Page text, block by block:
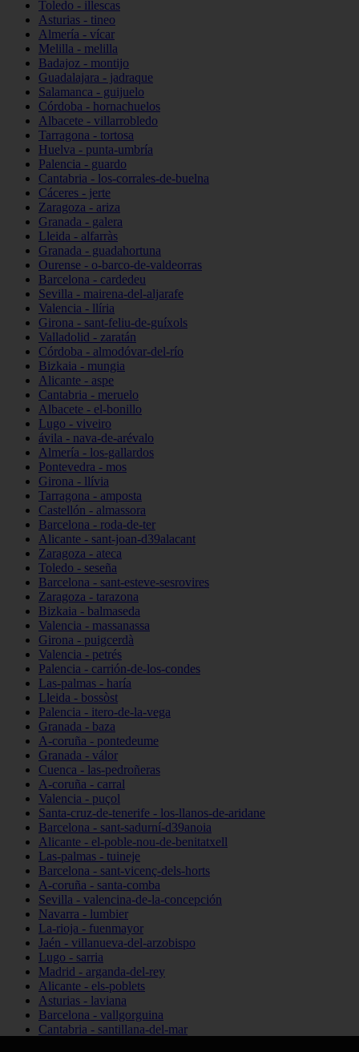
Toledo - illescas
Asturias - tineo
Almería - vícar
Melilla - melilla
Badajoz - montijo
Guadalajara - jadraque
Salamanca - guijuelo
Córdoba - hornachuelos
Albacete - villarrobledo
Tarragona - tortosa
Huelva - punta-umbría
Palencia - guardo
Cantabria - los-corrales-de-buelna
Cáceres - jerte
Zaragoza - ariza
Granada - galera
Lleida - alfarràs
Granada - guadahortuna
Ourense - o-barco-de-valdeorras
Barcelona - cardedeu
Sevilla - mairena-del-aljarafe
Valencia - llíria
Girona - sant-feliu-de-guíxols
Valladolid - zaratán
Córdoba - almodóvar-del-río
Bizkaia - mungia
Alicante - aspe
Cantabria - meruelo
Albacete - el-bonillo
Lugo - viveiro
ávila - nava-de-arévalo
Almería - los-gallardos
Pontevedra - mos
Girona - llívia
Tarragona - amposta
Castellón - almassora
Barcelona - roda-de-ter
Alicante - sant-joan-d39alacant
Zaragoza - ateca
Toledo - seseña
Barcelona - sant-esteve-sesrovires
Zaragoza - tarazona
Bizkaia - balmaseda
Valencia - massanassa
Girona - puigcerdà
Valencia - petrés
Palencia - carrión-de-los-condes
Las-palmas - haría
Lleida - bossòst
Palencia - itero-de-la-vega
Granada - baza
A-coruña - pontedeume
Granada - válor
Cuenca - las-pedroñeras
A-coruña - carral
Valencia - puçol
Santa-cruz-de-tenerife - los-llanos-de-aridane
Barcelona - sant-sadurní-d39anoia
Alicante - el-poble-nou-de-benitatxell
Las-palmas - tuineje
Barcelona - sant-vicenç-dels-horts
A-coruña - santa-comba
Sevilla - valencina-de-la-concepción
Navarra - lumbier
La-rioja - fuenmayor
Jaén - villanueva-del-arzobispo
Lugo - sarria
Madrid - arganda-del-rey
Alicante - els-poblets
Asturias - laviana
Barcelona - vallgorguina
Cantabria - santillana-del-mar